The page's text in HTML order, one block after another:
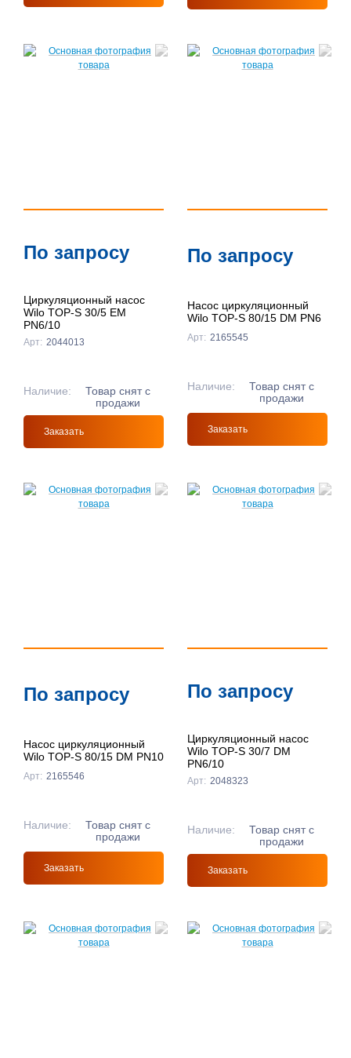
По запросу
Циркуляционный насос
Wilo TOP-S 30/5 EM
PN6/10
Арт: 2044013
Наличие:
Товар снят с
продажи
Заказать
По запросу
Насос циркуляционный
Wilo TOP-S 80/15 DM PN6
Арт: 2165545
Наличие:
Товар снят с
продажи
Заказать
По запросу
Насос циркуляционный
Wilo TOP-S 80/15 DM PN10
Арт: 2165546
Наличие:
Товар снят с
продажи
Заказать
По запросу
Циркуляционный насос
Wilo TOP-S 30/7 DM
PN6/10
Арт: 2048323
Наличие:
Товар снят с
продажи
Заказать